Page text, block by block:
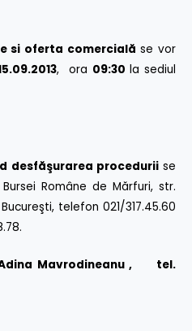
si oferta comercială se vor
, ora 09:30la sediul
desfăşurarea proceduriise
Române de Mărfuri, str.
telefon 021/317.45.60
Mavrodineanu , tel.